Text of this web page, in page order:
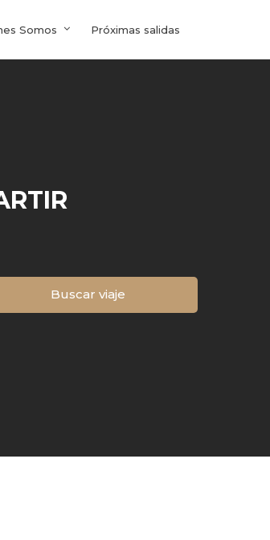
Somos Próximas salidas